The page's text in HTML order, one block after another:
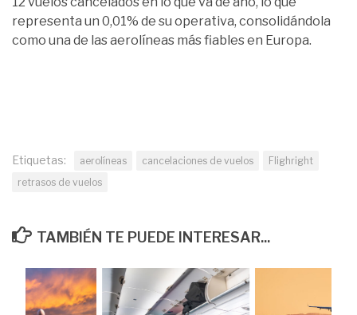
representa un 0,01% de su operativa, consolidándola
como una de las aerolíneas más fiables en Europa.
Etiquetas: aerolíneas cancelaciones de vuelos
Flighright
retrasos de vuelos
TAMBIÉN TE PUEDE INTERESAR...